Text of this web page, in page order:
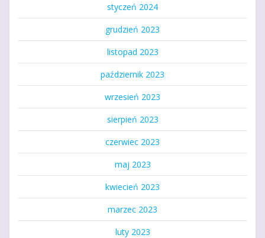
styczeń 2024
grudzień 2023
listopad 2023
październik 2023
wrzesień 2023
sierpień 2023
czerwiec 2023
maj 2023
kwiecień 2023
marzec 2023
luty 2023